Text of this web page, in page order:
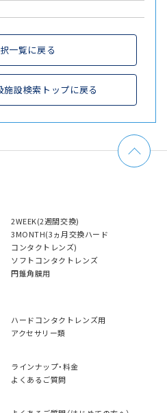
一覧に戻る
施設検索トップに戻る
2WEEK(2週間交換)
3MONTH(3ヵ月交換ハード
コンタクトレンズ)
ソフトコンタクトレンズ
円錐角膜用
ハードコンタクトレンズ用
アクセサリー類
ラインナップ・料金
よくあるご質問